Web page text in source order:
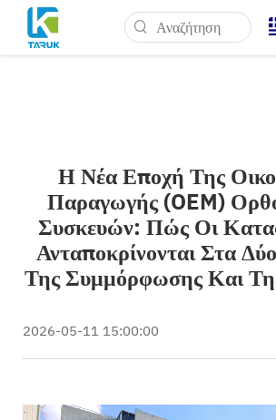
Ιατρικές Αγορές
Δυνατότητες
Νέα & Γεγονότα
Ποιοι Είμαστε
Η Νέα Εποχή Της
Παραγωγής (OEM)
Συσκευών: Πώς Οι
Ανταποκρίνονται Στα
Της Συμμόρφωσης Και
2026-05-11 15:00:00